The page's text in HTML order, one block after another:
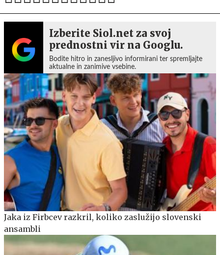
Izberite Siol.net za svoj
prednostni vir na Googlu.
Bodite hitro in zanesljivo informirani ter spremljajte
aktualne in zanimive vsebine.
Jaka iz Firbcev razkril, koliko zaslužijo slovenski
ansambli